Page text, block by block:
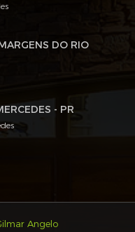
DO RIO
- PR
Angelo